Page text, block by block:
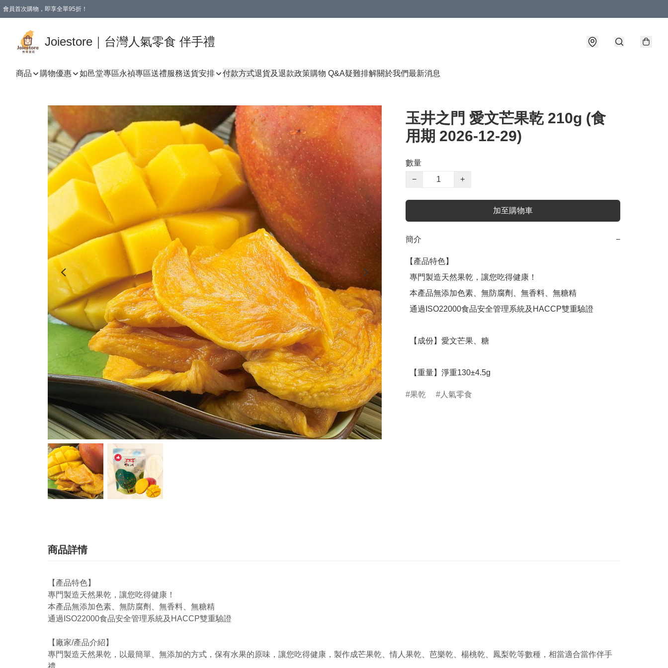
會員首次購物，即享全單95折！
Joiestore｜台灣人氣零食 伴手禮
商品 購物優惠 如邑堂專區永禎專區送禮服務送貨安排 付款方式退貨及退款政策購物 Q&A疑難排解關於我們最新消息
玉井之門 愛文芒果乾 210g (食
用期 2026-12-29)
數量
−
+
加至購物車
簡介 −
【產品特色】
  【重量】淨重130±4.5g
果乾 人氣零食
商品詳情
【產品特色】
專門製造天然果乾，讓您吃得健康！
本產品無添加色素、無防腐劑、無香料、無糖精
通過ISO22000食品安全管理系統及HACCP雙重驗證
【廠家/產品介紹】
專門製造天然果乾，以最簡單、無添加的方式，保有水果的原味，讓您吃得健康，製作成芒果乾、情人果乾、芭樂乾、楊桃乾、鳳梨乾等數種，相當適合當作伴手
禮。